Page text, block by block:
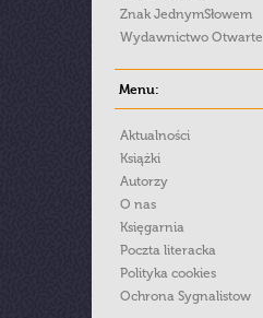
Znak JednymSłowem
Wydawnictwo Otwarte
Menu:
Aktualności
Książki
Autorzy
O nas
Księgarnia
Poczta literacka
Polityka cookies
Ochrona Sygnalistow